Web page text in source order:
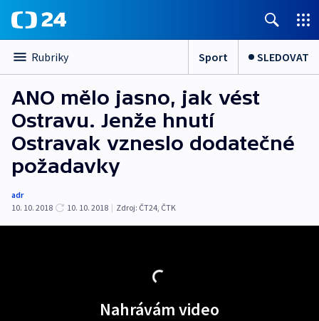
Rubriky Sport SLEDOVAT
ANO mělo jasno, jak vést
Ostravu. Jenže hnutí
Ostravak vzneslo dodatečné
požadavky
adr
10. 10. 2018
10. 10. 2018 | Zdroj: ČT24, ČTK
Nahrávám video